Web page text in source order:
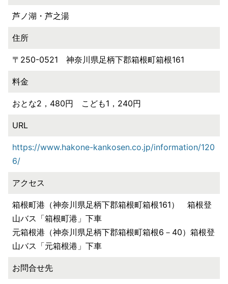
芦ノ湖・芦之湯
住所
〒250-0521 神奈川県足柄下郡箱根町箱根161
料金
おとな2，480円 こども1，240円
URL
https://www.hakone-kankosen.co.jp/information/120
6/
アクセス
箱根町港（神奈川県足柄下郡箱根町箱根161） 箱根登
山バス「箱根町港」下車
元箱根港（神奈川県足柄下郡箱根町箱根6－40）箱根登
山バス「元箱根港」下車
お問合せ先